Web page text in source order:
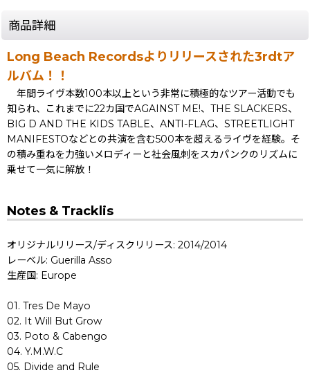
商品詳細
Long Beach Recordsよりリリースされた3rdtア
ルバム！！
年間ライヴ本数100本以上という非常に積極的なツアー活動でも
知られ、これまでに22カ国でAGAINST ME!、THE SLACKERS、
BIG D AND THE KIDS TABLE、ANTI-FLAG、STREETLIGHT
MANIFESTOなどとの共演を含む500本を超えるライヴを経験。そ
の積み重ねを力強いメロディーと社会風刺をスカパンクのリズムに
乗せて一気に解放！
Notes & Tracklis
オリジナルリリース/ディスクリリース: 2014/2014
レーベル: Guerilla Asso
生産国: Europe
01. Tres De Mayo
02. It Will But Grow
03. Poto & Cabengo
04. Y.M.W.C
05. Divide and Rule